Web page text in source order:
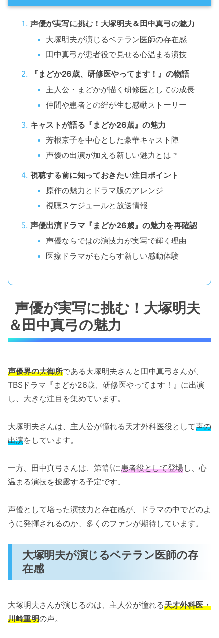
声優が実写に挑む！大塚明夫＆田中真弓の魅力
大塚明夫が演じるベテラン医師の存在感
田中真弓が患者役で見せる心温まる演技
『まどか26歳、研修医やってます！』の物語
主人公・まどかが描く研修医としての成長
仲間や患者との絆が生む感動ストーリー
キャストが語る『まどか26歳』の魅力
芳根京子を中心とした豪華キャスト陣
声優の出演が加える新しい魅力とは？
視聴する前に知っておきたい注目ポイント
原作の魅力とドラマ版のアレンジ
視聴スケジュールと放送情報
声優出演ドラマ『まどか26歳』の魅力を再確認
声優ならではの演技力が実写で輝く理由
医療ドラマがもたらす新しい感動体験
声優が実写に挑む！大塚明夫
＆田中真弓の魅力
声優界の大御所である大塚明夫さんと田中真弓さんが、
TBSドラマ『まどか26歳、研修医やってます！』に出演
し、大きな注目を集めています。
大塚明夫さんは、主人公が憧れる天才外科医役として声の
出演をしています。
一方、田中真弓さんは、第1話に患者役として登場し、心
温まる演技を披露する予定です。
声優として培った演技力と存在感が、ドラマの中でどのよ
うに発揮されるのか、多くのファンが期待しています。
大塚明夫が演じるベテラン医師の存
在感
大塚明夫さんが演じるのは、主人公が憧れる天才外科医・
川崎重明の声。